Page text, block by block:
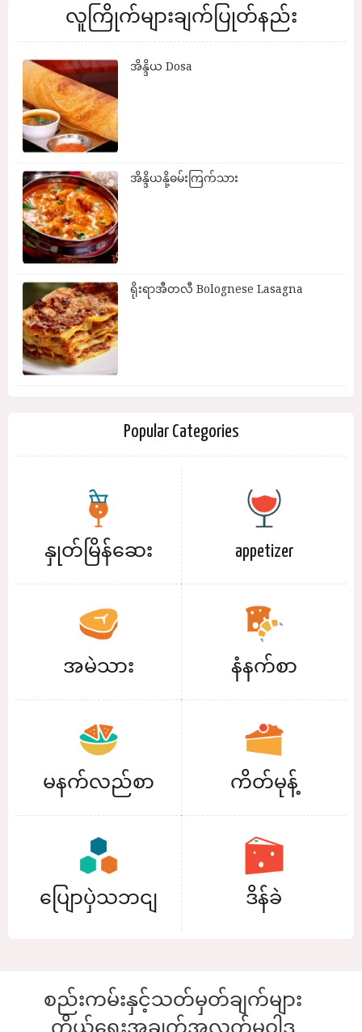
လူကြိုက်များချက်ပြုတ်နည်း
အိန္ဒိယ Dosa
အိန္ဒိယနို့ဓမ်းကြက်သား
ရိုးရာအီတလီ Bolognese Lasagna
Popular Categories
နှုတ်မြိန်ဆေး appetizer
အမဲသား နံနက်စာ
မနက်လည်စာ ကိတ်မုန့်
ပျြောပှဲသဘငျ ဒိန်ခဲ
စည်းကမ်းနှင့်သတ်မှတ်ချက်များ
ကိုယ်ရေးအချက်အလက်မူဝါဒ